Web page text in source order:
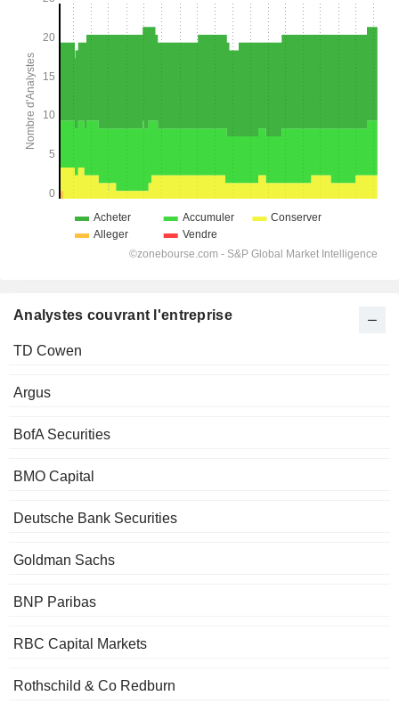
Analystes couvrant l'entreprise
TD Cowen
Argus
BofA Securities
BMO Capital
Deutsche Bank Securities
Goldman Sachs
BNP Paribas
RBC Capital Markets
Rothschild & Co Redburn